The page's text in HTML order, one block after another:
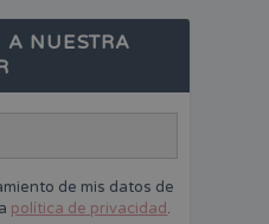
A NUESTRA
de mis datos de
política de privacidad.